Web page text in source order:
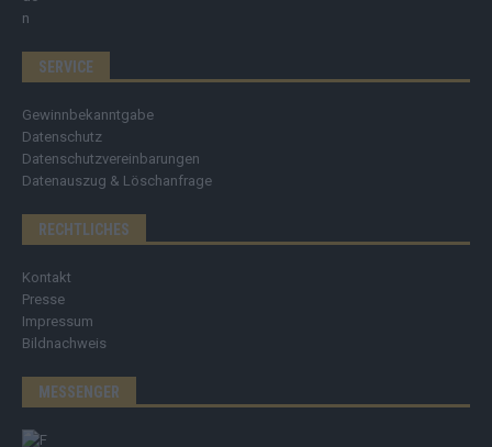
SERVICE
Gewinnbekanntgabe
Datenschutz
Datenschutzvereinbarungen
Datenauszug & Löschanfrage
RECHTLICHES
Kontakt
Presse
Impressum
Bildnachweis
MESSENGER